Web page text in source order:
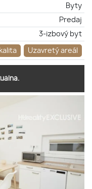
Byty
Predaj
3-izbový byt
Uzavretý areál